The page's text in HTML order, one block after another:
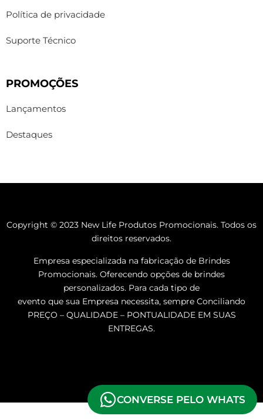
CONVERSE PELO WHATS
Política de privacidade
Suporte Técnico
PROMOÇÕES
Lançamentos
Destaques
Copyright © 2023 New Life Produtos Promocionais. Todos os
direitos reservados.
Empresa especializada na fabricação de Brindes
Promocionais. Oferecendo opções de brindes
personalizados. Para cada tipo de
evento que sua Empresa necessita, sempre Conciliando
PREÇO – QUALIDADE – PONTUALIDADE EM SUAS
ENTREGAS.